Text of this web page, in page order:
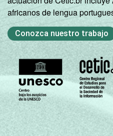
africanos de lengua
Conozca nuestro trabajo